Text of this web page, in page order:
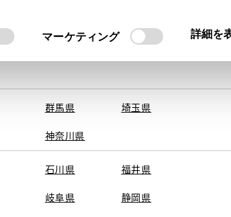
マーケティング 詳細を
宮城県 秋田県
群馬県 埼玉県
神奈川県
石川県 福井県
岐阜県 静岡県
電話
平日：09:30～17:30
土曜日：09:30～18:00